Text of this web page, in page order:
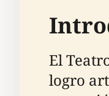
El
logro